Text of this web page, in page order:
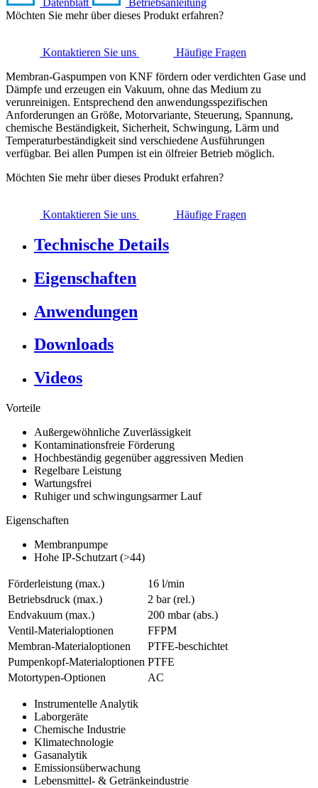
Möchten Sie mehr über dieses Produkt erfahren?
Kontaktieren Sie uns
Häufige Fragen
Membran-Gaspumpen von KNF fördern oder verdichten Gase und
Dämpfe und erzeugen ein Vakuum, ohne das Medium zu
verunreinigen. Entsprechend den anwendungsspezifischen
Anforderungen an Größe, Motorvariante, Steuerung, Spannung,
chemische Beständigkeit, Sicherheit, Schwingung, Lärm und
Temperaturbeständigkeit sind verschiedene Ausführungen
verfügbar. Bei allen Pumpen ist ein ölfreier Betrieb möglich.
Möchten Sie mehr über dieses Produkt erfahren?
Kontaktieren Sie uns Häufige Fragen
Technische Details
Eigenschaften
Anwendungen
Downloads
Videos
Vorteile
Außergewöhnliche Zuverlässigkeit
Kontaminationsfreie Förderung
Hochbeständig gegenüber aggressiven Medien
Regelbare Leistung
Wartungsfrei
Ruhiger und schwingungsarmer Lauf
Eigenschaften
Membranpumpe
Hohe IP-Schutzart (>44)
Förderleistung (max.)
16 l/min
Betriebsdruck (max.)
2 bar (rel.)
Endvakuum (max.)
200 mbar (abs.)
Ventil-Materialoptionen
FFPM
Membran-Materialoptionen
PTFE-beschichtet
Pumpenkopf‑Materialoptionen PTFE
Motortypen-Optionen
AC
Instrumentelle Analytik
Laborgeräte
Chemische Industrie
Klimatechnologie
Gasanalytik
Emissionsüberwachung
Lebensmittel- & Getränkeindustrie